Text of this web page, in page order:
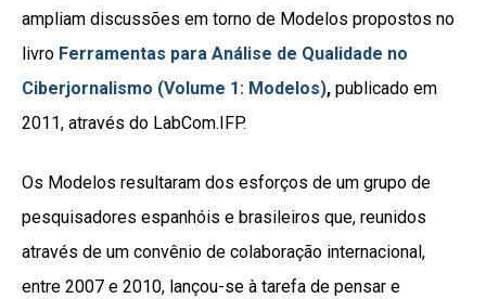
ampliam discussões em torno de Modelos propostos no
livro Ferramentas para Análise de Qualidade no
Ciberjornalismo (Volume 1: Modelos), publicado em
2011, através do LabCom.IFP.
Os Modelos resultaram dos esforços de um grupo de
pesquisadores espanhóis e brasileiros que, reunidos
através de um convênio de colaboração internacional,
entre 2007 e 2010, lançou-se à tarefa de pensar e